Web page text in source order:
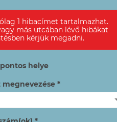
1 hibacímet tartalmazhat.
más utcában lévő hibákat
kérjük megadni.
helye
*